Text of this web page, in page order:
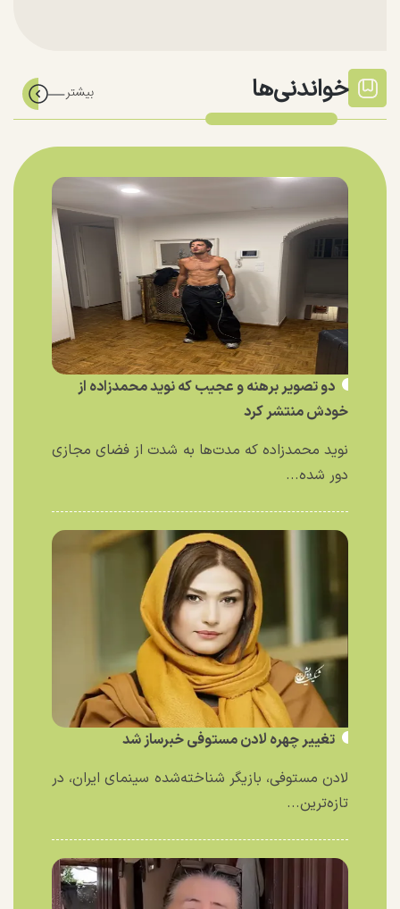
خواندنی‌ها
دو تصویر برهنه و عجیب که نوید محمدزاده از
خودش منتشر کرد
نوید محمدزاده که مدت‌ها به شدت از فضای مجازی
دور شده...
تغییر چهره لادن مستوفی خبرساز شد
لادن مستوفی، بازیگر شناخته‌شده سینمای ایران، در
تازه‌ترین...